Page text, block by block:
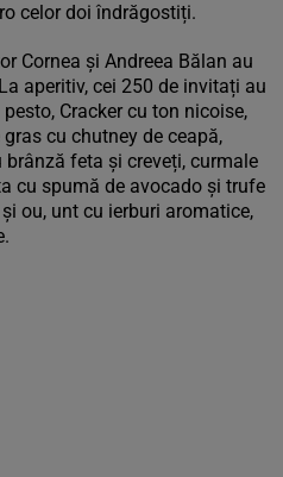
celor doi îndrăgostiți.
Cornea și Andreea Bălan au
aperitiv, cei 250 de invitați au
Cracker cu ton nicoise,
cu chutney de ceapă,
feta și creveți, curmale
cu spumă de avocado și trufe
ou, unt cu ierburi aromatice,